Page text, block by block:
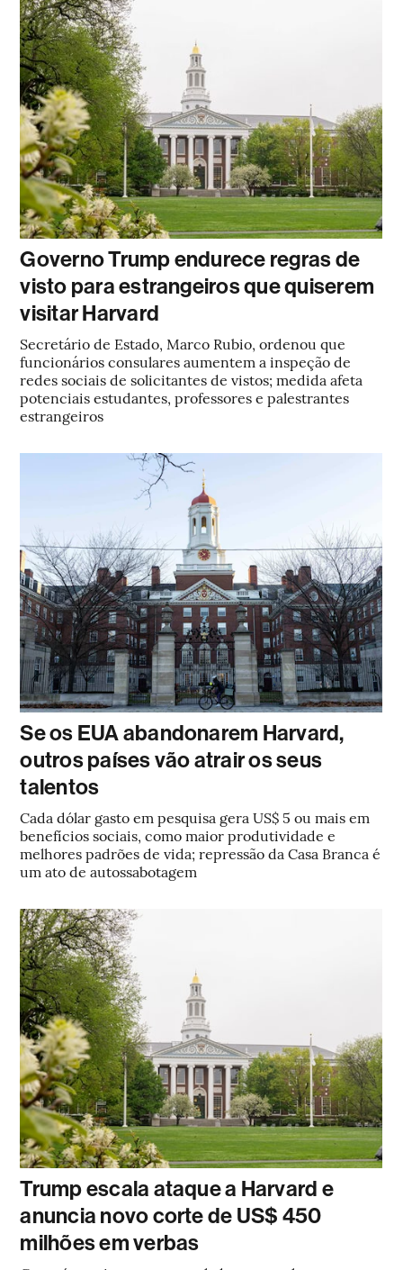
Governo Trump endurece regras de
visto para estrangeiros que quiserem
visitar Harvard
Secretário de Estado, Marco Rubio, ordenou que
funcionários consulares aumentem a inspeção de
redes sociais de solicitantes de vistos; medida afeta
potenciais estudantes, professores e palestrantes
estrangeiros
Se os EUA abandonarem Harvard,
outros países vão atrair os seus
talentos
Cada dólar gasto em pesquisa gera US$ 5 ou mais em
benefícios sociais, como maior produtividade e
melhores padrões de vida; repressão da Casa Branca é
um ato de autossabotagem
Trump escala ataque a Harvard e
anuncia novo corte de US$ 450
milhões em verbas